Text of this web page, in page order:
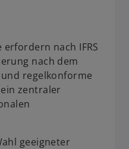
nach IFRS
nach dem
regelkonforme
zentraler
geeigneter